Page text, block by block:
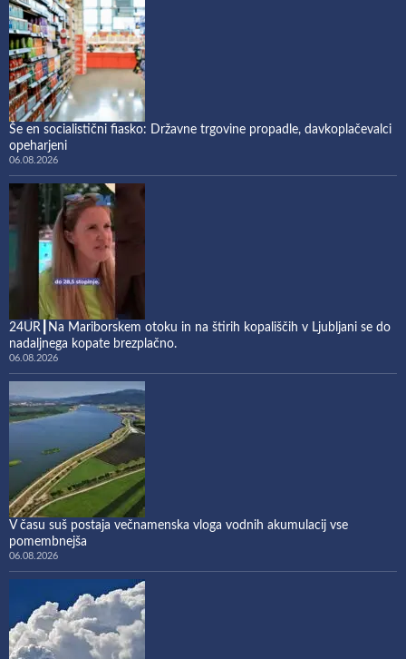
Še en socialistični fiasko: Državne trgovine propadle, davkoplačevalci
opeharjeni
06.08.2026
24UR┃Na Mariborskem otoku in na štirih kopališčih v Ljubljani se do
nadaljnega kopate brezplačno.
06.08.2026
V času suš postaja večnamenska vloga vodnih akumulacij vse
pomembnejša
06.08.2026